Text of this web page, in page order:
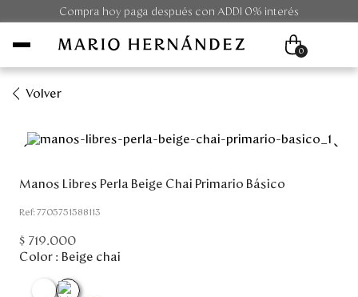
Compra hoy paga después con ADDI 0% interés
Unisex
Viaje
Colecciones
0
Volver
Manos Libres Perla Beige Chai Primario Básico
:7705751588113
$ 719.000
Color : Beige chai